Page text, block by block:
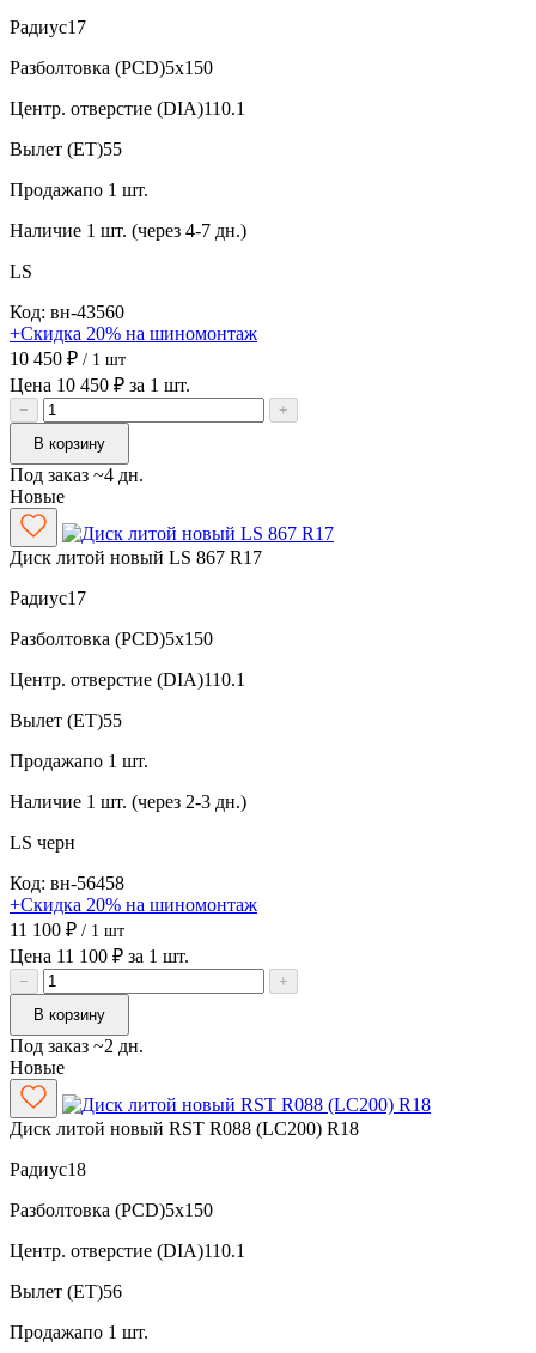
Радиус17
Разболтовка (PCD)5x150
Центр. отверстие (DIA)110.1
Вылет (ET)55
Продажапо 1 шт.
Наличие 1 шт. (через 4-7 дн.)
LS
Код: вн-43560
+Скидка 20% на шиномонтаж
10 450 ₽ / 1 шт
Цена 10 450 ₽ за 1 шт.
−
+
В корзину
Под заказ ~4 дн.
Новые
Диск литой новый LS 867 R17
Радиус17
Разболтовка (PCD)5x150
Центр. отверстие (DIA)110.1
Вылет (ET)55
Продажапо 1 шт.
Наличие 1 шт. (через 2-3 дн.)
LS черн
Код: вн-56458
+Скидка 20% на шиномонтаж
11 100 ₽ / 1 шт
Цена 11 100 ₽ за 1 шт.
−
+
В корзину
Под заказ ~2 дн.
Новые
Диск литой новый RST R088 (LC200) R18
Радиус18
Разболтовка (PCD)5x150
Центр. отверстие (DIA)110.1
Вылет (ET)56
Продажапо 1 шт.